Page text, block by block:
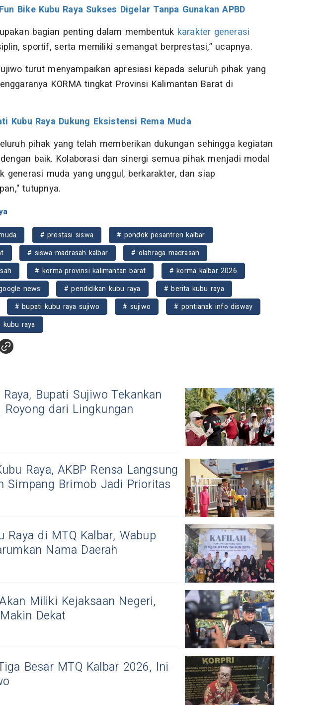
Bike Kubu Raya Sukses Digelar Tanpa Gunakan APBD
bagian penting dalam membentuk karakter generasi
sportif, serta memiliki semangat berprestasi,” ucapnya.
turut menyampaikan apresiasi kepada seluruh pihak yang
KORMA tingkat Provinsi Kalimantan Barat di
Kubu Raya Dukung Eksistensi Rema Muda
pihak yang telah memberikan dukungan sehingga kegiatan
baik. Kolaborasi dan sinergi semua pihak menjadi modal
generasi muda yang unggul, berkarakter, dan siap
tutupnya.
# prestasi siswa
# pondok pesantren kalbar
# siswa madrasah kalbar
# olahraga madrasah
# korma provinsi kalimantan barat
# korma kalbar 2026
news # pendidikan kubu raya
# berita kubu raya
# bupati kubu raya sujiwo # sujiwo
# pontianak info disway
kubu raya
Raya, Bupati Sujiwo Tekankan
Royong dari Lingkungan
Raya, AKBP Rensa Langsung
Simpang Brimob Jadi Prioritas
Raya di MTQ Kalbar, Wabup
Nama Daerah
Miliki Kejaksaan Negeri,
Dekat
Besar MTQ Kalbar 2026, Ini